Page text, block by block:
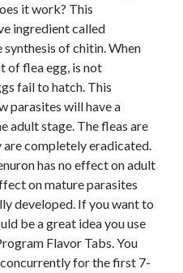
it work? This
ingredient called
of chitin. When
of flea egg, is not
fail to hatch. This
parasites will have a
adult stage. The fleas are
completely eradicated.
has no effect on adult
on mature parasites
developed. If you want to
be a great idea you use
Flavor Tabs. You
for the first 7-